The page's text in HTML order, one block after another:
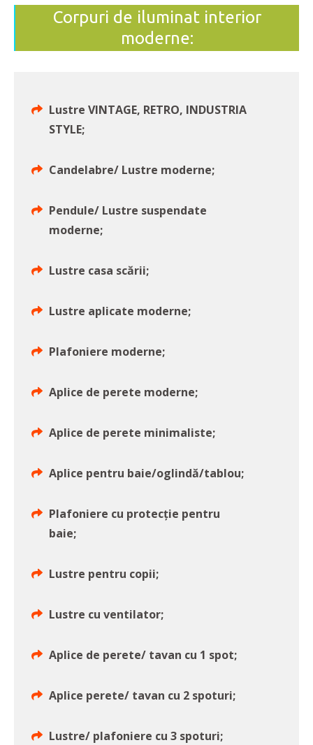
Corpuri de iluminat interior
moderne:
Lustre VINTAGE, RETRO, INDUSTRIA
STYLE;
Candelabre/ Lustre moderne;
Pendule/ Lustre suspendate
moderne;
Lustre casa scării;
Lustre aplicate moderne;
Plafoniere moderne;
Aplice de perete moderne;
Aplice de perete minimaliste;
Aplice pentru baie/oglindă/tablou;
Plafoniere cu protecție pentru
baie;
Lustre pentru copii;
Lustre cu ventilator;
Aplice de perete/ tavan cu 1 spot;
Aplice perete/ tavan cu 2 spoturi;
Lustre/ plafoniere cu 3 spoturi;